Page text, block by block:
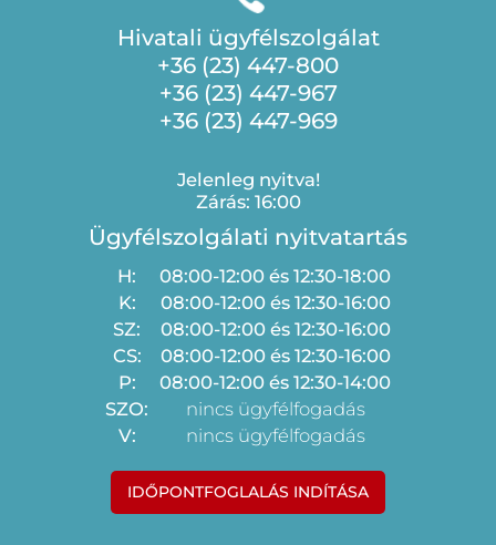
Hivatali ügyfélszolgálat
+36 (23) 447-800
+36 (23) 447-967
+36 (23) 447-969
Jelenleg nyitva!
Zárás: 16:00
Ügyfélszolgálati nyitvatartás
H:
08:00-12:00 és 12:30-18:00
K:
08:00-12:00 és 12:30-16:00
SZ:
08:00-12:00 és 12:30-16:00
CS:
08:00-12:00 és 12:30-16:00
P:
08:00-12:00 és 12:30-14:00
SZO:
nincs ügyfélfogadás
V:
nincs ügyfélfogadás
IDŐPONTFOGLALÁS INDÍTÁSA